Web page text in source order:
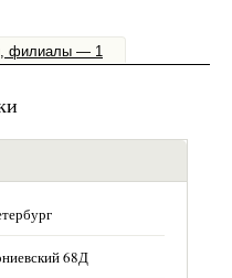
филиалы — 1
68Д